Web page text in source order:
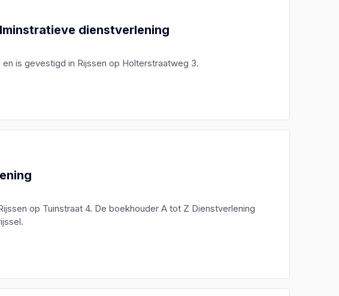
dienstverlening
is gevestigd in Rijssen op Holterstraatweg 3.
op Tuinstraat 4. De boekhouder A tot Z Dienstverlening